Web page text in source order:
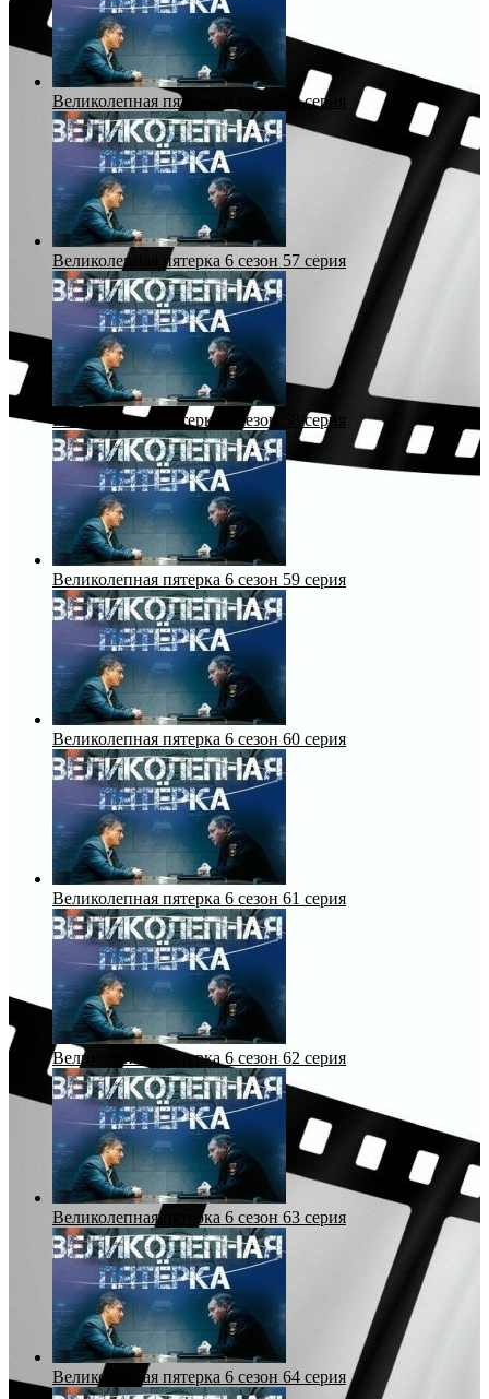
Великолепная пятерка 6 сезон 56 серия
Великолепная пятерка 6 сезон 57 серия
Великолепная пятерка 6 сезон 58 серия
Великолепная пятерка 6 сезон 59 серия
Великолепная пятерка 6 сезон 60 серия
Великолепная пятерка 6 сезон 61 серия
Великолепная пятерка 6 сезон 62 серия
Великолепная пятерка 6 сезон 63 серия
Великолепная пятерка 6 сезон 64 серия